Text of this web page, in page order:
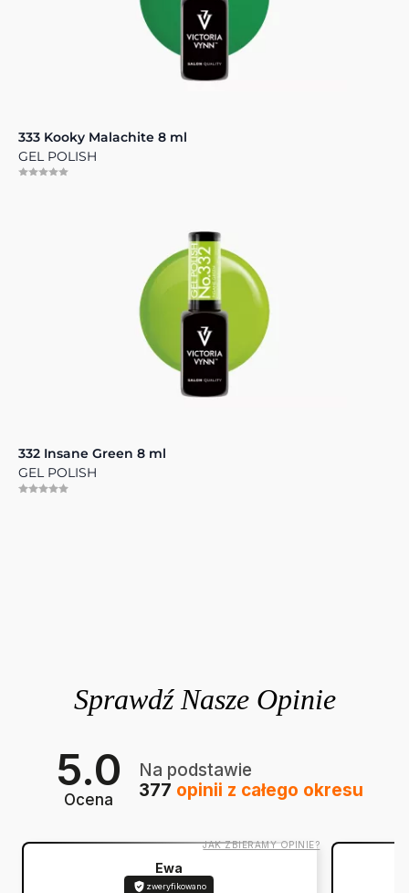
333 Kooky Malachite 8 ml
GEL POLISH
332 Insane Green 8 ml
GEL POLISH
5.0
Ocena
Na podstawie
377 opinii z całego okresu
JAK ZBIERAMY OPINIE?
Ewa
zweryfikowano